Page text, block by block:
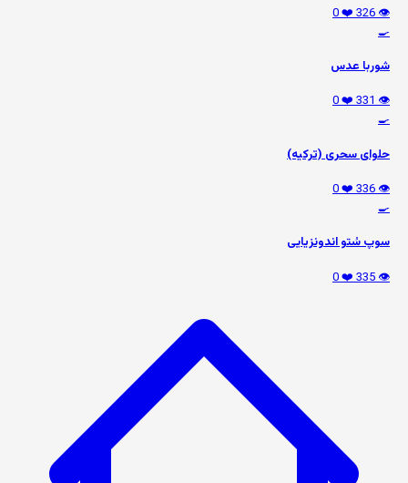
👁️ 326
❤️ 0
🍳
شوربا عدس
👁️ 331
❤️ 0
🍳
حلوای سحری (ترکیه)
👁️ 336
❤️ 0
🍳
سوپ سُتو اندونزیایی
👁️ 335
❤️ 0